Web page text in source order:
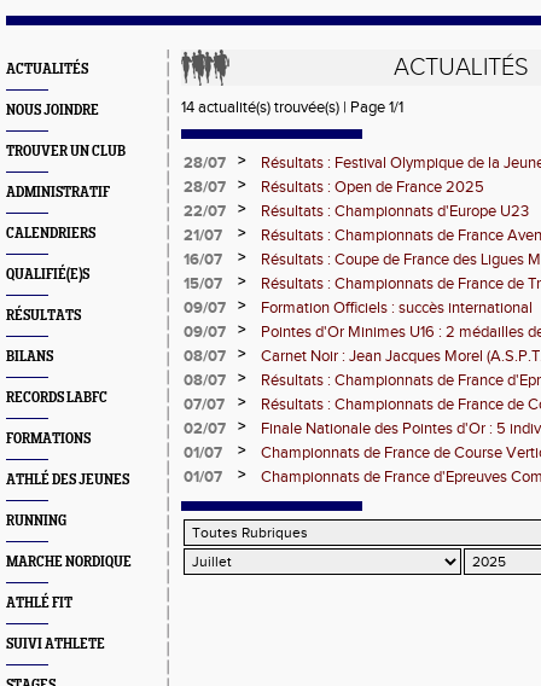
ACTUALITÉS
NOUS JOINDRE
TROUVER UN CLUB
ADMINISTRATIF
CALENDRIERS
QUALIFIÉ(E)S
RÉSULTATS
BILANS
RECORDS LABFC
FORMATIONS
ATHLÉ DES JEUNES
RUNNING
MARCHE NORDIQUE
ATHLÉ FIT
SUIVI ATHLETE
ACTUALITÉS
14 actualité(s) trouvée(s) | Page 1/1
28/07 >
Résultats : Festival Olympique de la
28/07
>
Résultats : Open de France 2025
22/07
>
Résultats : Championnats d'Europe U23
21/07
>
Résultats : Championnats de France
16/07
>
Résultats : Coupe de France des Ligues
15/07
>
Résultats : Championnats de France de
09/07
>
Formation Officiels : succès international
09/07
>
Pointes d'Or Minimes U16 : 2 médailles
08/07
>
Carnet Noir : Jean Jacques Morel
08/07
>
Résultats : Championnats de France
07/07
>
Résultats : Championnats de France de
Verticale
02/07 >
Finale Nationale des Pointes d'Or : 5
8
01/07 >
Championnats de France de Course
Montagne
01/07 > Championnats de France d'Epreuves